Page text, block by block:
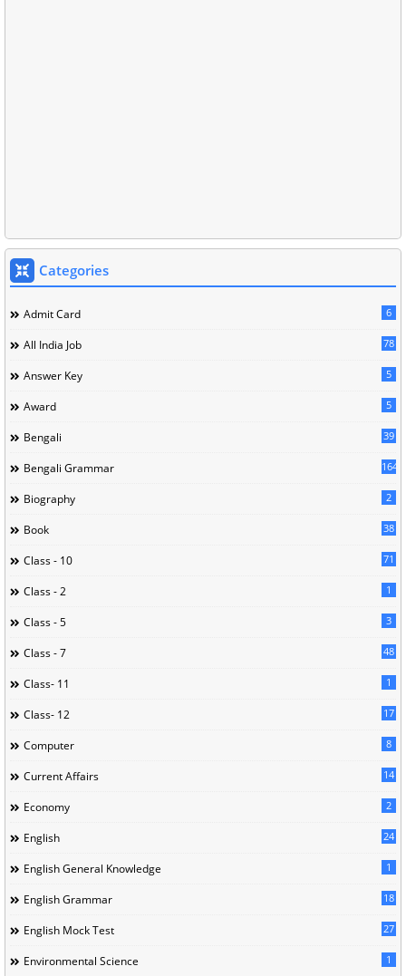
Categories
Admit Card 6
All India Job 78
Answer Key 5
Award 5
Bengali 39
Bengali Grammar 164
Biography 2
Book 38
Class - 10 71
Class - 2 1
Class - 5 3
Class - 7 48
Class- 11 1
Class- 12 17
Computer 8
Current Affairs 14
Economy 2
English 24
English General Knowledge 1
English Grammar 18
English Mock Test 27
Environmental Science 1